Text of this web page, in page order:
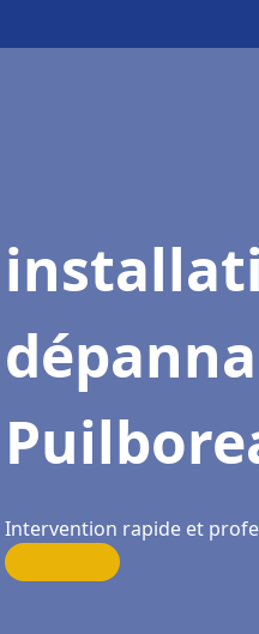
Intervention rapide et